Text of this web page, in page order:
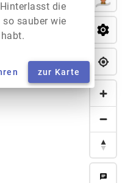
chat
die
sauber wie
zur Karte